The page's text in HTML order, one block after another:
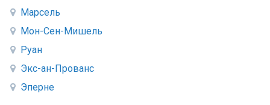
Марсель
Мон-Сен-Мишель
Руан
Экс-ан-Прованс
Эперне